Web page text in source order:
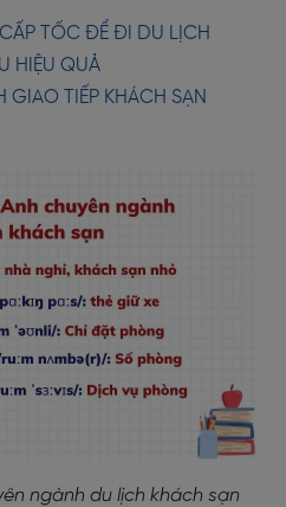
TỐC ĐỂ ĐI DU LỊCH
HIỆU QUẢ
GIAO TIẾP KHÁCH SẠN
ngành du lịch khách sạn